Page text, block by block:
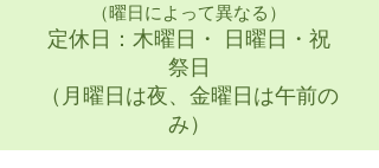
（曜日によって異なる）
​定休日：木曜日・ 日曜日・祝
祭日
（月曜日は夜、金曜日は午前の
み）